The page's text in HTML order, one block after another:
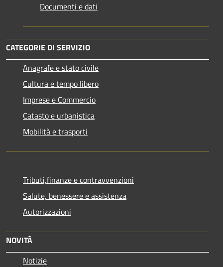
Documenti e dati
CATEGORIE DI SERVIZIO
Anagrafe e stato civile
Cultura e tempo libero
Imprese e Commercio
Catasto e urbanistica
Mobilità e trasporti
Tributi,finanze e contravvenzioni
Salute, benessere e assistenza
Autorizzazioni
NOVITÀ
Notizie